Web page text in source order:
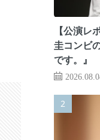
【公演レ
圭コンビ
です。』